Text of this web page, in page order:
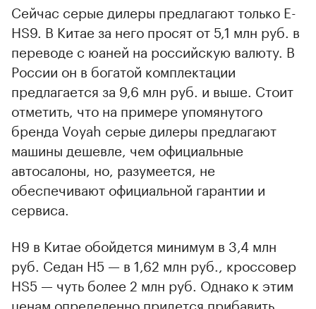
Сейчас серые дилеры предлагают только E-
HS9. В Китае за него просят от 5,1 млн руб. в
переводе с юаней на российскую валюту. В
России он в богатой комплектации
предлагается за 9,6 млн руб. и выше. Стоит
отметить, что на примере упомянутого
бренда Voyah серые дилеры предлагают
машины дешевле, чем официальные
автосалоны, но, разумеется, не
обеспечивают официальной гарантии и
сервиса.
H9 в Китае обойдется минимум в 3,4 млн
руб. Седан H5 — в 1,62 млн руб., кроссовер
HS5 — чуть более 2 млн руб. Однако к этим
ценам определенно придется прибавить